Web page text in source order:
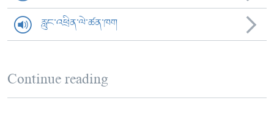
རླུང་འཕྲིན་ལེ་ཚན་ཁག
Continue reading